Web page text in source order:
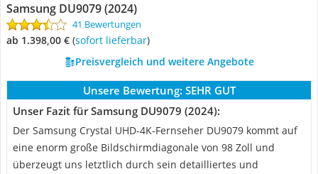
Samsung DU9079 (2024)
41 Bewertungen
ab 1.398,00 € ( Sofort lieferbar)
Preisvergleich und weitere Angebote
Unsere Bewertung: SEHR GUT
Unser Fazit für Samsung DU9079 (2024):
Der Samsung Crystal UHD-4K-Fernseher DU9079 kommt auf
eine enorm große Bildschirmdiagonale von 98 Zoll und
überzeugt uns letztlich durch sein detailliertes und